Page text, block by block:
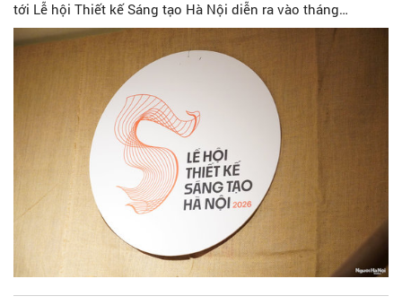
tới Lễ hội Thiết kế Sáng tạo Hà Nội diễn ra vào tháng
11/2026, đồng thời khởi động toàn diện các nhiệm vụ trọng
tâm, đặt nền móng cho quá trình xây dựng hệ sinh thái sáng